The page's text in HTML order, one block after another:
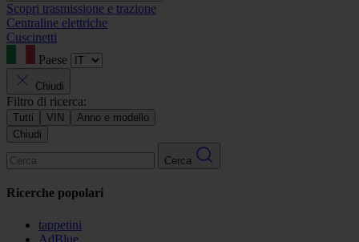
Scopri trasmissione e trazione
Centraline elettriche
Cuscinetti
Paese
Chiudi
Filtro di ricerca:
Tutti VIN
Anno e modello
Chiudi
Cerca
Ricerche popolari
tappetini
AdBlue